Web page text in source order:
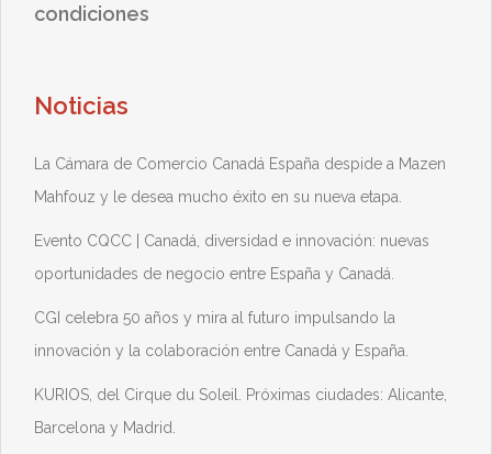
condiciones
Noticias
La Cámara de Comercio Canadá España despide a Mazen
Mahfouz y le desea mucho éxito en su nueva etapa.
Evento CQCC | Canadá, diversidad e innovación: nuevas
oportunidades de negocio entre España y Canadá.
CGI celebra 50 años y mira al futuro impulsando la
innovación y la colaboración entre Canadá y España.
KURIOS, del Cirque du Soleil. Próximas ciudades: Alicante,
Barcelona y Madrid.